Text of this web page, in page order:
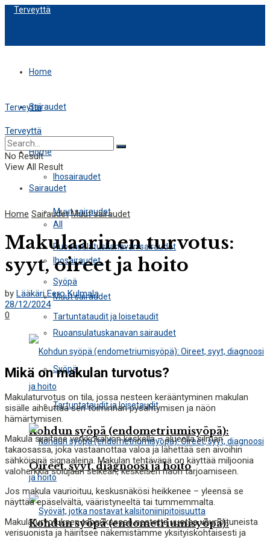
Terveyttä
Home
Sairaudet
Ihosairaudet
Muut sairaudet
Ruoansulatuskanavan sairaudet
Syöpä
Tartuntataudit ja loisetaudit
Kohdun syöpä (endometriumisyöpä):
Oireet, syyt, diagnoosi ja hoito
Terveyttä
Home
Sairaudet
All
Ihosairaudet
Muut sairaudet
Ruoansulatuskanavan sairaudet
Syöpä
Tartuntataudit ja loisetaudit
Kohdun syöpä (endometriumisyöpä):
Terveyttä
No Result
View All Result
Home Sairaudet Muut sairaudet
Makulaarinen turvotus:
syyt, oireet ja hoito
by Lääkäri Eero Kulmala
28/12/2024
0
Mikä on makulan turvotus?
Makulaturvotus on tila, jossa nesteen kerääntyminen makulan
sisälle aiheuttaa sen toiminnan pysähtymisen ja näön
hämärtymisen.
Makula sijaitsee verkkokalvon keskellä – alueella silmän
takaosassa, joka vastaanottaa valoa ja lähettää sen aivoihin
sähköisinä signaaleina. Makulan tehtävänä on käyttää miljoonia
valoherkkiä solujaan selkeän, keskeisen näön tarjoamiseen.
Jos makula vaurioituu, keskusnäkösi heikkenee – yleensä se
näyttää epäselvältä, vääristyneeltä tai tummemmalta.
Makulaturvotuksen tapauksessa nestettä vuotaa vaurioituneista
verisuonista ja häiritsee näkemistämme yksityiskohtaisesti ja